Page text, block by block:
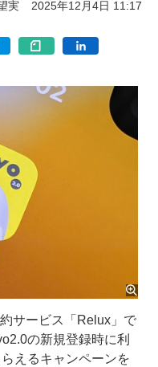
実 2025年12月4日 11:17
サービス「Relux」で
の新規登録時に利
えるキャンペーンを